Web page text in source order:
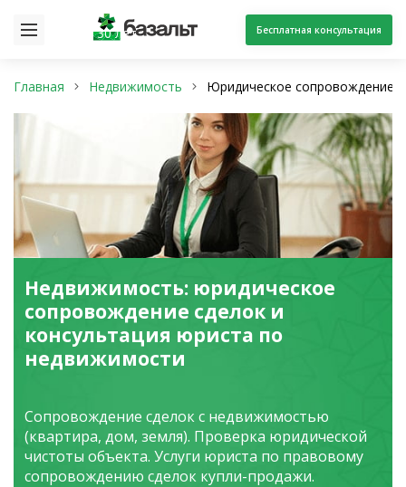
30 лет Бесплатная консультация
Главная Недвижимость Юридическое сопровождение
Недвижимость: юридическое
сопровождение сделок и
консультация юриста по
недвижимости
Сопровождение сделок с недвижимостью
(квартира, дом, земля). Проверка юридической
чистоты объекта. Услуги юриста по правовому
сопровождению сделок купли-продажи.